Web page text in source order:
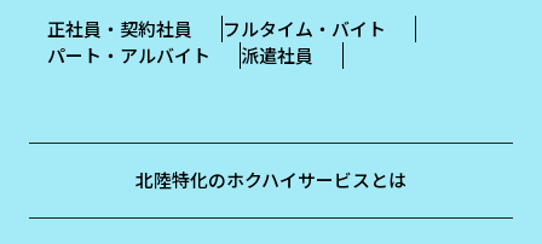
正社員・契約社員
フルタイム・バイト
パート・アルバイト
派遣社員
北陸特化のホクハイサービスとは